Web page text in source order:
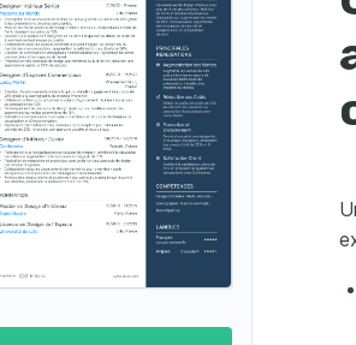
Merchandising
Obtention du certificat avec
distinction de l'Institut Française de
Formation Avancée Revit
Formation spécialisée en logiciel
Revit, dispensée par Autodesk
Academy.